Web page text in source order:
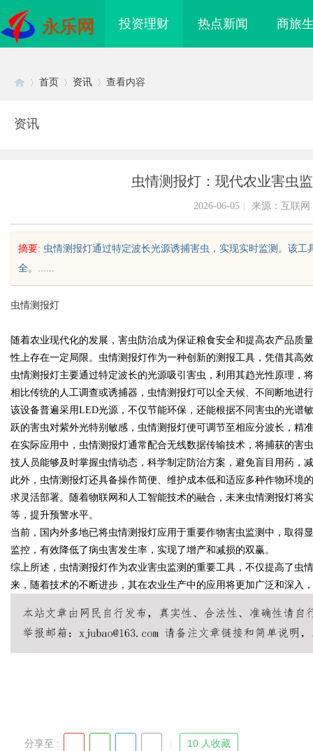
永乐网 投资理财 热点新闻 商旅
uz
!
首页 资讯 查看内容
资讯
虫情测报灯：现代农业害虫
2026-06-05 来源：互联网
摘要: 虫情测报灯通过特定波长光源诱捕害虫，实现实时监测。该
全。......
虫情测报灯
随着农业现代化的发展，害虫防治成为保证粮食安全和提高农产品质
性上存在一定局限。虫情测报灯作为一种创新的测报工具，凭借其高
虫情测报灯主要通过特定波长的光源吸引害虫，利用其趋光性原理，
相比传统的人工调查或诱捕器，虫情测报灯可以全天候、不间断地进
该设备普遍采用LED光源，不仅节能环保，还能根据不同害虫的光谱
跃的害虫对紫外光特别敏感，虫情测报灯便可调节至相应分波长，精
在实际应用中，虫情测报灯通常配合无线数据传输技术，将捕获的害
技人员能够及时掌握虫情动态，科学制定防治方案，避免盲目用药，
此外，虫情测报灯还具备操作简便、维护成本低和适应多种作物环境
求灵活部署。随着物联网和人工智能技术的融合，未来虫情测报灯将
等，提升预警水平。
当前，国内外多地已将虫情测报灯应用于重要作物害虫监测中，取得
监控，有效降低了病虫害发生率，实现了增产和减损的双赢。
综上所述，虫情测报灯作为农业害虫监测的重要工具，不仅提高了虫
来，随着技术的不断进步，其在农业生产中的应用将更加广泛和深入
分享至 : 10 人收藏
影视资源的智能云